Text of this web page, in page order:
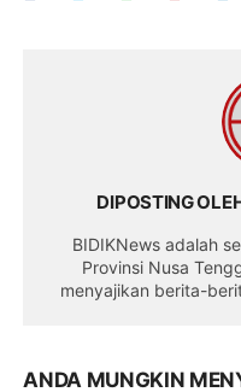
DIPOSTING
BIDIKNews adalah
Provinsi Nusa
menyajikan berita-
ANDA MUNGKIN